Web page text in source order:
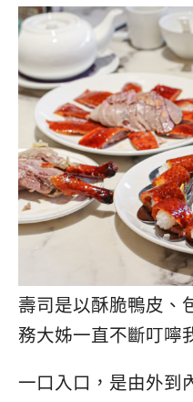
壽司是以酥脆鴨皮、
務大姊一直不斷叮嚀
一口入口，是由外到